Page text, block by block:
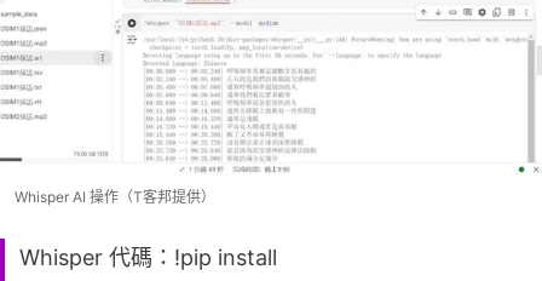
Whisper AI 操作（T客邦提供）
Whisper 代碼：!pip install